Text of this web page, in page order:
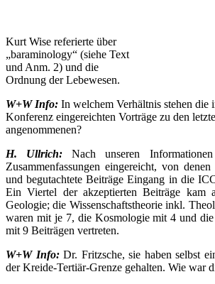
Kurt Wise referierte über
„baraminology“ (siehe Text
und Anm. 2) und die
Ordnung der Lebewesen.
W+W Info: In welchem Verhältnis stehen die
Konferenz eingereichten Vorträge zu den
angenommenen?
H. Ullrich: Nach unseren
Zusammenfassungen eingereicht, von
und begutachtete Beiträge Eingang in die
Ein Viertel der akzeptierten Beiträge kam
Geologie; die Wissenschaftstheorie inkl.
waren mit je 7, die Kosmologie mit 4 und die
mit 9 Beiträgen vertreten.
W+W Info:Dr. Fritzsche, sie haben selbst
der Kreide-Tertiär-Grenze gehalten. Wie war